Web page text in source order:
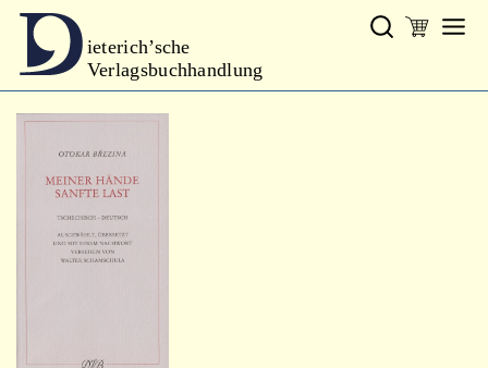
ieterich’sche
Verlagsbuchhandlung